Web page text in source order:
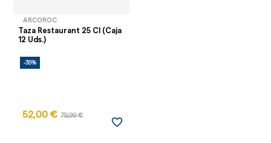
ARCOROC
Taza Restaurant 25 Cl (Caja
12 Uds.)
-35%
52,00 € 79,99 €
favorite_border